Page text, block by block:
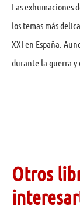
Las exhumaciones
los temas más
XXI en España.
durante la guerra y
Otros